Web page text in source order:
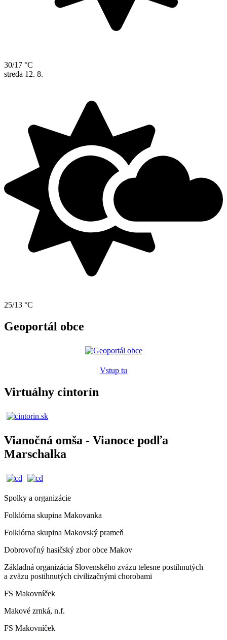
30/17 °C
streda 12. 8.
25/13 °C
Geoportál obce
Vstup tu
Virtuálny cintorín
Vianočná omša - Vianoce podľa
Marschalka
Spolky a organizácie
Folklórna skupina Makovanka
Folklórna skupina Makovský prameň
Dobrovoľný hasičský zbor obce Makov
Základná organizácia Slovenského zväzu telesne postihnutých
a zväzu postihnutých civilizačnými chorobami
FS Makovníček
Makové zrnká, n.f.
FS Makovníček